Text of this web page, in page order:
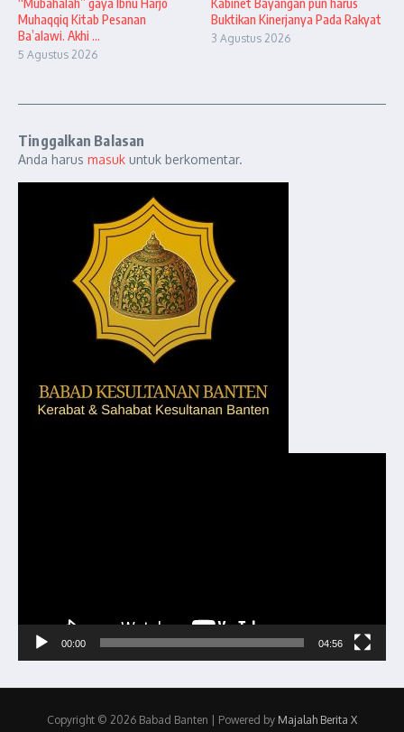
“Mubahalah” gaya Ibnu Harjo
Muhaqqiq Kitab Pesanan
Ba’alawi. Akhi ...
5 Agustus 2026
Kabinet Bayangan pun harus
Buktikan Kinerjanya Pada Rakyat
3 Agustus 2026
Tinggalkan Balasan
Anda harus masuk untuk berkomentar.
00:00 04:56
Copyright © 2026 Babad Banten | Powered by Majalah Berita X